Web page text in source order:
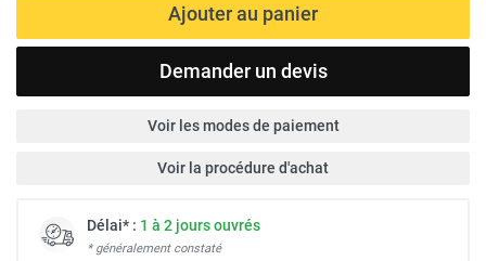
Ajouter au panier
Demander un devis
Voir les modes de paiement
Voir la procédure d'achat
Délai* : 1 à 2 jours ouvrés
* généralement constaté